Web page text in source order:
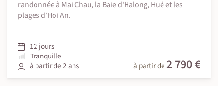
randonnée à Mai Chau, la Baie d'Halong, Hué et les
plages d'Hoi An.
12 jours
Tranquille
à partir de 2 ans
à partir de 2 790 €